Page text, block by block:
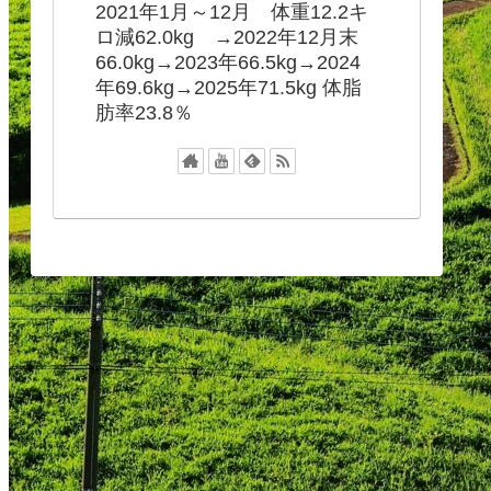
2021年1月～12月 体重12.2キ
ロ減62.0kg →2022年12月末
66.0kg→2023年66.5kg→2024
年69.6kg→2025年71.5kg 体脂
肪率23.8％